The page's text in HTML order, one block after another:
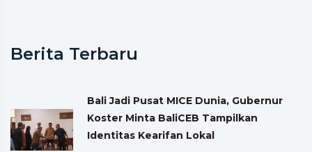
Berita Terbaru
Bali Jadi Pusat MICE Dunia, Gubernur
Koster Minta BaliCEB Tampilkan
Identitas Kearifan Lokal